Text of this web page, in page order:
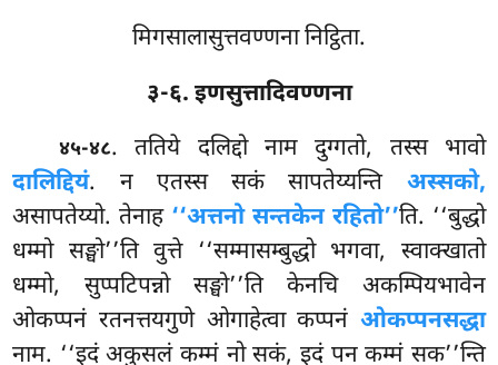
मिगसालासुत्तवण्णना निट्ठिता.
३-६. इणसुत्तादिवण्णना
४५-४८. ततिये दलिद्दो नाम दुग्गतो, तस्स भावो
दालिद्दियं. न एतस्स सकं सापतेय्यन्ति अस्सको,
असापतेय्यो. तेनाह ‘‘अत्तनो सन्तकेन रहितो’’ति. ‘‘बुद्धो
धम्मो सङ्घो’’ति वुत्ते ‘‘सम्मासम्बुद्धो भगवा, स्वाक्खातो
धम्मो, सुप्पटिपन्नो सङ्घो’’ति केनचि अकम्पियभावेन
ओकप्पनं रतनत्तयगुणे ओगाहेत्वा कप्पनं ओकप्पनसद्धा
नाम. ‘‘इदं अकुसलं कम्मं नो सकं, इदं पन कम्मं सक’’न्ति